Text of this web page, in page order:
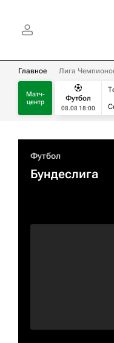
Главное Лига
Матч-
центр
Футбол
08.08 18:00
Футбол
Бундеслига